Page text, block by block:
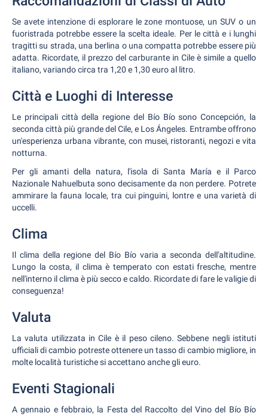
Se avete intenzione di esplorare le zone montuose, un SUV o un
fuoristrada potrebbe essere la scelta ideale. Per le città e i lunghi
tragitti su strada, una berlina o una compatta potrebbe essere più
adatta. Ricordate, il prezzo del carburante in Cile è simile a quello
italiano, variando circa tra 1,20 e 1,30 euro al litro.
Città e Luoghi di Interesse
Le principali città della regione del Bío Bío sono Concepción, la
seconda città più grande del Cile, e Los Ángeles. Entrambe offrono
un'esperienza urbana vibrante, con musei, ristoranti, negozi e vita
notturna.
Per gli amanti della natura, l'isola di Santa María e il Parco
Nazionale Nahuelbuta sono decisamente da non perdere. Potrete
ammirare la fauna locale, tra cui pinguini, lontre e una varietà di
uccelli.
Clima
Il clima della regione del Bío Bío varia a seconda dell'altitudine.
Lungo la costa, il clima è temperato con estati fresche, mentre
nell'interno il clima è più secco e caldo. Ricordate di fare le valigie di
conseguenza!
Valuta
La valuta utilizzata in Cile è il peso cileno. Sebbene negli istituti
ufficiali di cambio potreste ottenere un tasso di cambio migliore, in
molte località turistiche si accettano anche gli euro.
Eventi Stagionali
A gennaio e febbraio, la Festa del Raccolto del Vino del Bío Bío